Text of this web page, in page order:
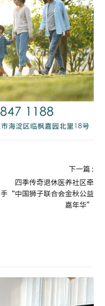
下一篇 :
四季传奇退休医养社区牵
手“中国狮子联合会金秋公益
嘉年华”